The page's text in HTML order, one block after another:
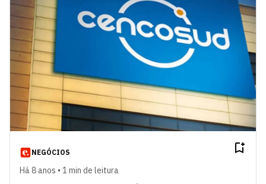
NEGÓCIOS
Há 8 anos • 1 min de leitura